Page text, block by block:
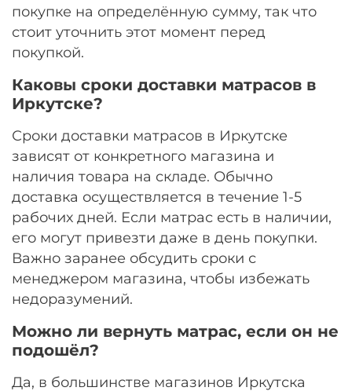
покупке на определённую сумму, так что
стоит уточнить этот момент перед
покупкой.
Каковы сроки доставки матрасов в
Иркутске?
Сроки доставки матрасов в Иркутске
зависят от конкретного магазина и
наличия товара на складе. Обычно
доставка осуществляется в течение 1-5
рабочих дней. Если матрас есть в наличии,
его могут привезти даже в день покупки.
Важно заранее обсудить сроки с
менеджером магазина, чтобы избежать
недоразумений.
Можно ли вернуть матрас, если он не
подошёл?
Да, в большинстве магазинов Иркутска